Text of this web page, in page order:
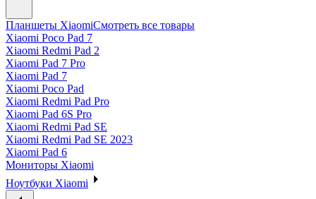
Планшеты XiaomiСмотреть все товары
Xiaomi Poco Pad 7
Xiaomi Redmi Pad 2
Xiaomi Pad 7 Pro
Xiaomi Pad 7
Xiaomi Poco Pad
Xiaomi Redmi Pad Pro
Xiaomi Pad 6S Pro
Xiaomi Redmi Pad SE
Xiaomi Redmi Pad SE 2023
Xiaomi Pad 6
Мониторы Xiaomi
Ноутбуки Xiaomi